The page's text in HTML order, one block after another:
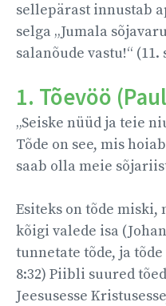
sellepärast innustab
selga „Jumala
salanõude vastu!“ (11.
1. Tõevöö
„Seiske nüüd ja teie
Tõde on see, mis
saab olla meie
Esiteks on tõde miski,
kõigi valede isa
tunnetate tõde, ja
8:32) Piibli suured
Jeesusesse